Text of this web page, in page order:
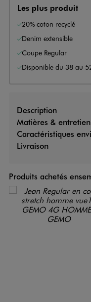
Les plus produit
20% coton recyclé
Denim extensible
Coupe Regular
Disponible du 38 au
Description
Matières & entretien
Caractéristiques
Livraison
Produits achetés